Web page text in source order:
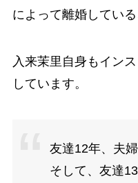
によって離婚してい
入来茉里自身もイン
しています。
友達12年、夫婦
そして、友達